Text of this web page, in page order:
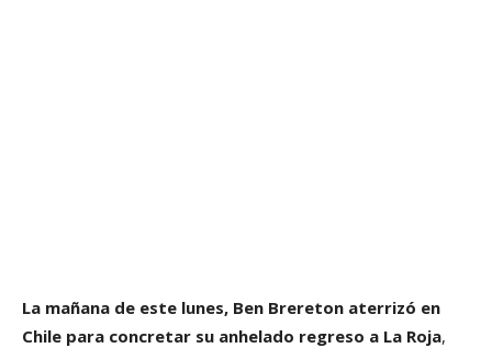
La mañana de este lunes, Ben Brereton aterrizó en
Chile para concretar su anhelado regreso a La Roja,